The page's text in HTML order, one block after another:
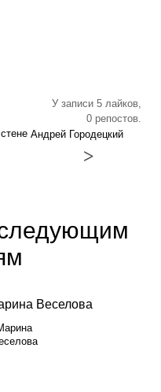
У записи 5 лайков,
0 репостов.
Андрей Городецкий
>